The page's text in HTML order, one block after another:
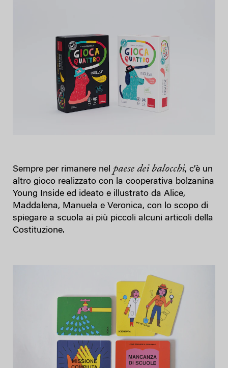
Sempre per rimanere nel paese dei balocchi, c’è un
altro gioco realizzato con la cooperativa bolzanina
Young Inside ed ideato e illustrato da Alice,
Maddalena, Manuela e Veronica, con lo scopo di
spiegare a scuola ai più piccoli alcuni articoli della
Costituzione.